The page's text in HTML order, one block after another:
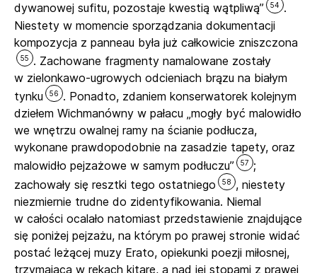
dywanowej sufitu, pozostaje kwestią wątpliwą”
54
.
Niestety w momencie sporządzania dokumentacji
kompozycja z panneau była już całkowicie zniszczona
55
. Zachowane fragmenty namalowane zostały
w zielonkawo-ugrowych odcieniach brązu na białym
tynku
56
. Ponadto, zdaniem konserwatorek kolejnym
dziełem Wichmanówny w pałacu „mogły być malowidło
we wnętrzu owalnej ramy na ścianie podłucza,
wykonane prawdopodobnie na zasadzie tapety, oraz
malowidło pejzażowe w samym podłuczu”
57
;
zachowały się resztki tego ostatniego
58
, niestety
niezmiernie trudne do zidentyfikowania. Niemal
w całości ocalało natomiast przedstawienie znajdujące
się poniżej pejzażu, na którym po prawej stronie widać
postać leżącej muzy Erato, opiekunki poezji miłosnej,
trzymającą w rękach kitarę, a nad jej stopami z prawej